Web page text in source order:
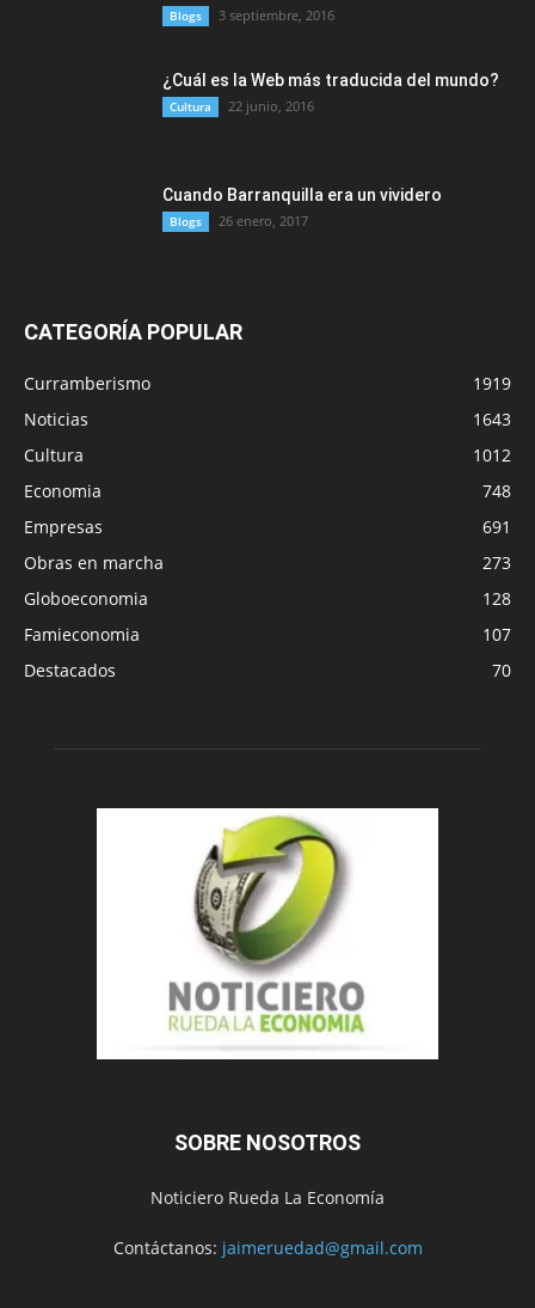
Blogs 3 septiembre, 2016
¿Cuál es la Web más traducida del mundo?
Cultura 22 junio, 2016
Cuando Barranquilla era un vividero
Blogs 26 enero, 2017
CATEGORÍA POPULAR
Curramberismo
1919
Noticias
1643
Cultura
1012
Economia
748
Empresas
691
Obras en marcha
273
Globoeconomia
128
Famieconomia
107
Destacados
70
SOBRE NOSOTROS
Noticiero Rueda La Economía
Contáctanos: jaimeruedad@gmail.com